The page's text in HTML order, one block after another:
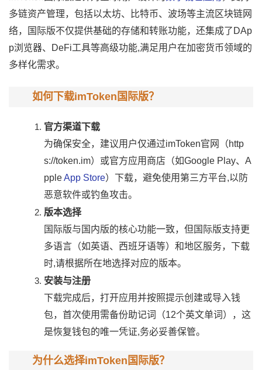
多链资产管理，包括以太坊、比特币、波场等主流区块链网
络，国际版不仅提供基础的存储和转账功能，还集成了DAp
p浏览器、DeFi工具等高级功能,满足用户在加密货币领域的
多样化需求。
如何下载imToken国际版？
官方渠道下载
为确保安全，建议用户仅通过imToken官网（http
s://token.im）或官方应用商店（如Google Play、A
ppleApp Store）下载，避免使用第三方平台,以防
恶意软件或钓鱼攻击。
版本选择
国际版与国内版的核心功能一致，但国际版支持更
多语言（如英语、西班牙语等）和地区服务，下载
时,请根据所在地选择对应的版本。
安装与注册
下载完成后，打开应用并按照提示创建或导入钱
包，首次使用需备份助记词（12个英文单词），这
是恢复钱包的唯一凭证,务必妥善保管。
为什么选择imToken国际版？